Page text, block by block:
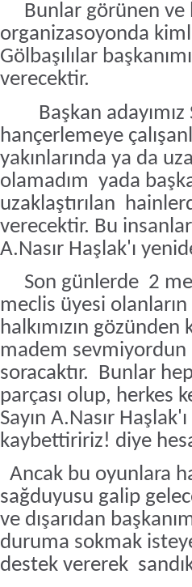
Bunlar görünen
organizasoyonda
Gölbaşılılar
verecektir.
Başkan
hançerlemeye
yakınlarında ya da
olamadım yada
uzaklaştırılan
verecektir. Bu
A.Nasır Haşlak'ı
Son günlerde 2
meclis üyesi
halkımızın
madem
soracaktır. Bunlar
parçası olup, herkes
Sayın A.Nasır
kaybettiririz! diye
Ancak bu oyunlara
sağduyusu galip
ve dışarıdan
duruma sokmak
destek vererek